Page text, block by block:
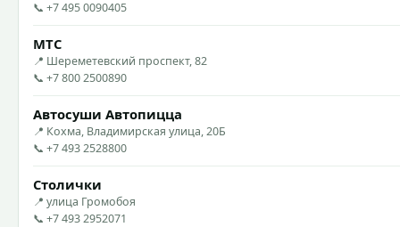
📞 +7 495 0090405
МТС
📍 Шереметевский проспект, 82
📞 +7 800 2500890
Автосуши Автопицца
📍 Кохма, Владимирская улица, 20Б
📞 +7 493 2528800
Столички
📍 улица Громобоя
📞 +7 493 2952071